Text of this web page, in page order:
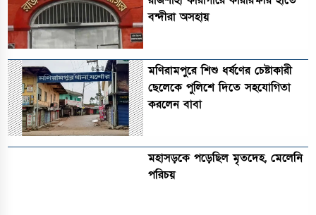
বন্দীরা অসহায়
মণিরামপুরে শিশু ধর্ষণের চেষ্টাকারী
ছেলেকে পুলিশে দিতে সহযোগিতা
করলেন বাবা
মহাসড়কে পড়েছিল মৃতদেহ, মেলেনি
পরিচয়